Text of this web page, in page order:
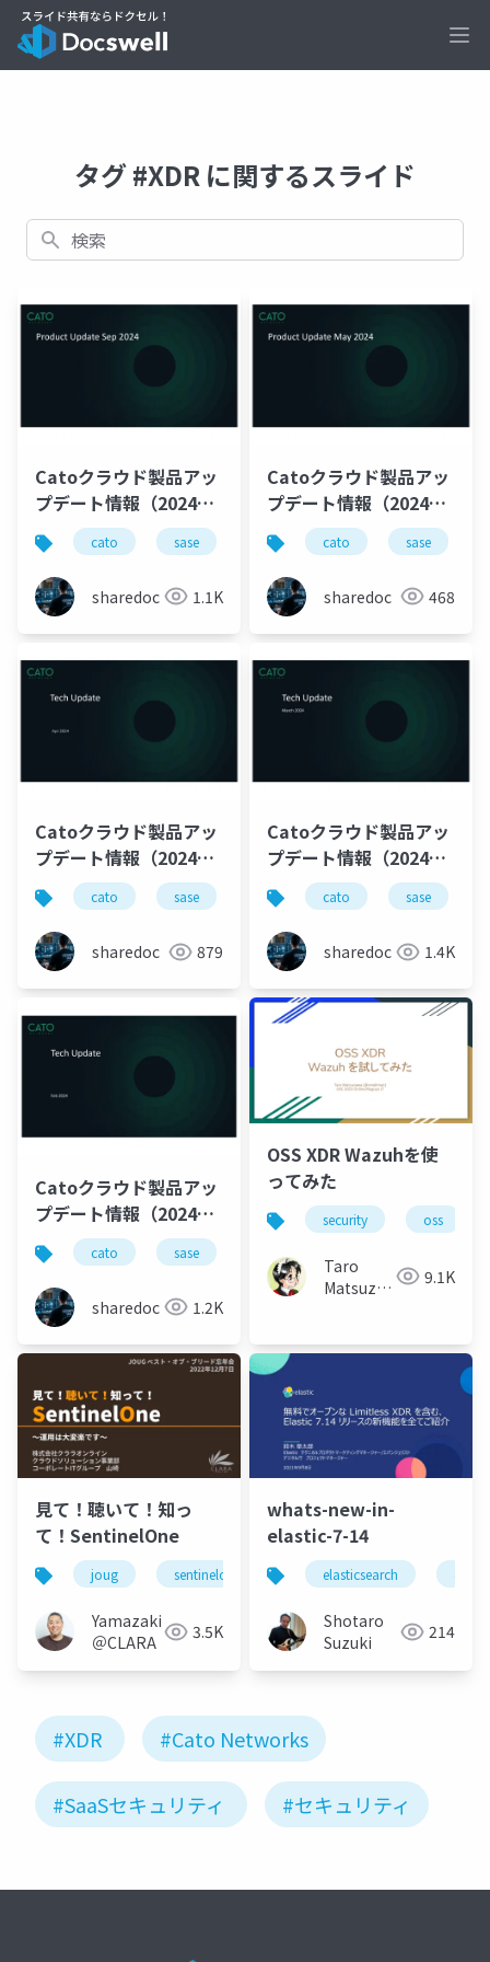
タグ #XDR に関するスライド
検索
Catoクラウド製品アッ
プデート情報（2024年
9月版）cato sase ゼロトラスト productupdate
sharedoc 1.1K
Catoクラウド製品アッ
プデート情報（2024年
5月版）cato sase
sharedoc 468
Catoクラウド製品アッ
プデート情報（2024年
4月版）cato sase productupdate
sharedoc 879
Catoクラウド製品アッ
プデート情報（2024年
3月版）cato sase
sharedoc 1.4K
Catoクラウド製品アッ
プデート情報（2024年
2月版）cato sase
sharedoc 1.2K
OSS XDR Wazuhを使
ってみた
security oss
Taro
Matsuzawa
9.1K
見て！聴いて！知っ
て！SentinelOne
joug sentinelone edr xdr
Yamazaki
＠CLARA
3.5K
whats-new-in-
elastic-7-14
elasticsearch
Shotaro
Suzuki
214
#XDR #Cato Networks
#SaaSセキュリティ #セキュリティ